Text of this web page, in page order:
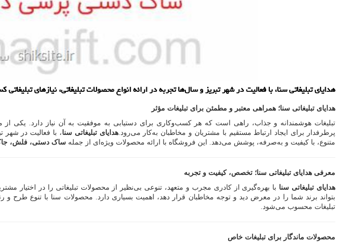
هدایای تبلیغاتی سنا، با فعالیت در شهر تبریز و سال‌ها تجربه در ارائه انواع محصولات تبلیغاتی، نیازهای
هدایای تبلیغاتی سنا؛ همراهی معتبر و مطمئن برای تبلیغات مؤثر
تبلیغات هوشمندانه و جذاب، راهی است که هر کسب‌وکاری برای دستیابی به موفقیت به آن نیاز دارد. یکی از
پرطرفدار برای ایجاد ارتباط مستقیم با مشتریان و مخاطبان به‌کار می‌رود.هدایای تبلیغاتی سنا، با فعالیت در شهر
متنوع، با کیفیت و به‌صرفه، پوشش می‌دهد. این فروشگاه با ارائه محصولات ویژه‌ای از جمله ساک دستی، فلش،
معرفی هدایای تبلیغاتی سنا؛ تخصص، کیفیت و تجربه
هدایای تبلیغاتی سنا با بهره‌گیری از کادری مجرب و متعهد، تنوعی بی‌نظیر از محصولات تبلیغاتی را در اختیار
بتواند برند شما را در معرض دید و توجه مخاطبان قرار دهد، اهمیت بسیاری دارد. محصولات سنا با تنوع
تبلیغات محسوب می‌شود.
محصولات ماندگار برای تبلیغات خاص